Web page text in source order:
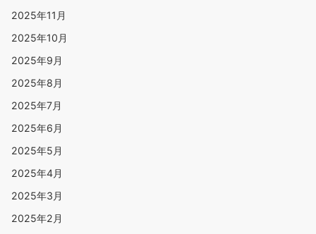
2025年11月
2025年10月
2025年9月
2025年8月
2025年7月
2025年6月
2025年5月
2025年4月
2025年3月
2025年2月